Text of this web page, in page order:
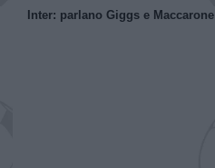
Inter: parlano Giggs e Maccarone